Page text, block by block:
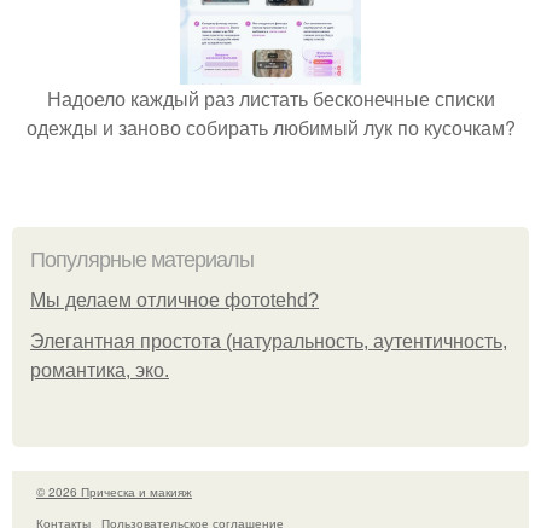
Надоело каждый раз листать бесконечные списки
одежды и заново собирать любимый лук по кусочкам?
Популярные материалы
Мы делаем отличное фотоtehd?
Элегантная простота (натуральность, аутентичность,
романтика, эко.
© 2026 Прическа и макияж
Контакты
Пользовательское соглашение